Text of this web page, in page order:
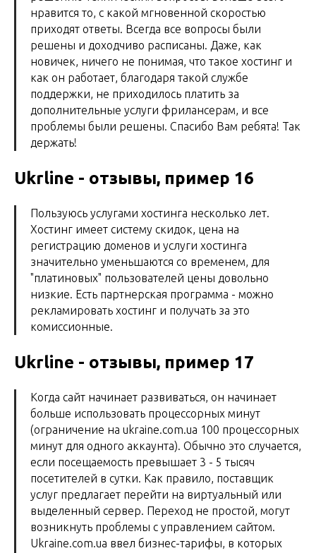
нравится то, с какой мгновенной скоростью
приходят ответы. Всегда все вопросы были
решены и доходчиво расписаны. Даже, как
новичек, ничего не понимая, что такое хостинг и
как он работает, благодаря такой службе
поддержки, не приходилось платить за
дополнительные услуги фрилансерам, и все
проблемы были решены. Спасибо Вам ребята! Так
держать!
Ukrline - отзывы, пример 16
Пользуюсь услугами хостинга несколько лет.
Хостинг имеет систему скидок, цена на
регистрацию доменов и услуги хостинга
значительно уменьшаются со временем, для
"платиновых" пользователей цены довольно
низкие. Есть партнерская программа - можно
рекламировать хостинг и получать за это
комиссионные.
Ukrline - отзывы, пример 17
Когда сайт начинает развиваться, он начинает
больше использовать процессорных минут
(ограничение на ukraine.com.ua 100 процессорных
минут для одного аккаунта). Обычно это случается,
если посещаемость превышает 3 - 5 тысяч
посетителей в сутки. Как правило, поставщик
услуг предлагает перейти на виртуальный или
выделенный сервер. Переход не простой, могут
возникнуть проблемы с управлением сайтом.
Ukraine.com.ua ввел бизнес-тарифы, в которых